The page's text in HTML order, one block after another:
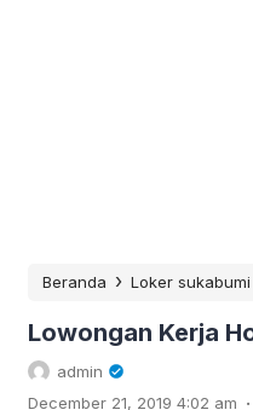
Beranda › Loker sukabumi
Lowongan Kerja
admin
December 21, 2019 4:02 am .